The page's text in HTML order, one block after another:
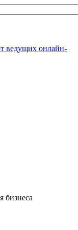
ведущих онлайн-
бизнеса